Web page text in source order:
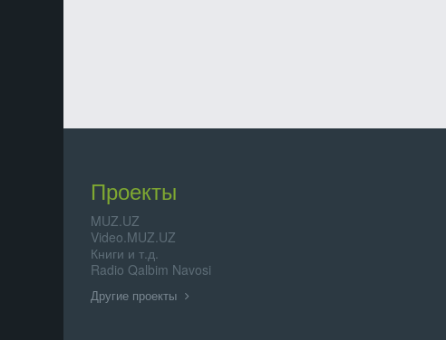
Проекты
MUZ.UZ
Video.MUZ.UZ
Книги и т.д.
Radio Qalbim Navosi
Другие проекты